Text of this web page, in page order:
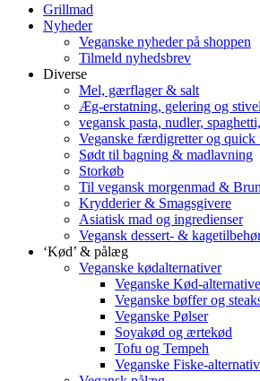
Grillmad
Nyheder
Veganske nyheder på shoppen
Tilmeld nyhedsbrev
Diverse
Mel, gærflager & salt
Æg-erstatning, gelering og
vegansk pasta, nudler,
Veganske færdigretter og
Sødt til bagning & madlavning
Storkøb
Til vegansk morgenmad &
Krydderier & Smagsgivere
Asiatisk mad og ingredienser
Vegansk dessert- &
‘Kød’ & pålæg
Veganske kødalternativer
Veganske Kød-
Veganske bøffer og
Veganske Pølser
Soyakød og ærtekød
Tofu og Tempeh
Veganske Fiske-